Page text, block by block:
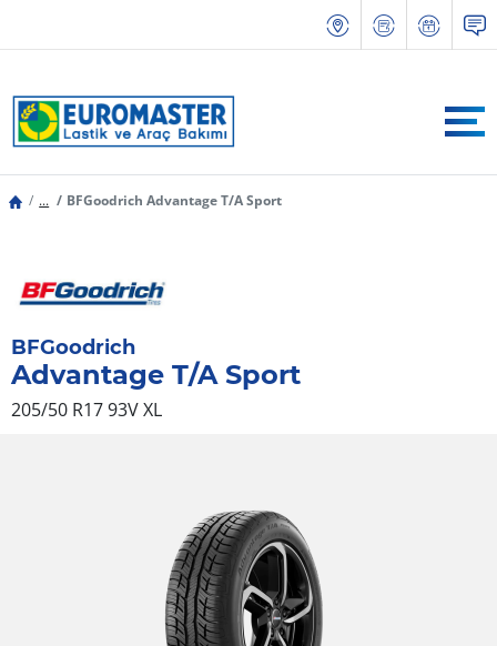
... BFGoodrich Advantage T/A Sport
BFGoodrich
Advantage T/A Sport
205/50 R17 93VXL